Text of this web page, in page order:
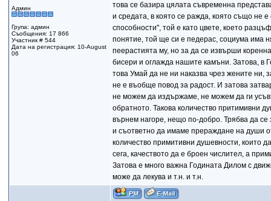
Админ
Група: админ
Съобщения: 17 866
Участник # 544
Дата на регистрация: 10-August
06
това се базира цялата съвременна
и средата, в която се ражда, която също не
способности", той е като цвете, което
понятие, той ще си е педерас, социума има
пеерастията му, но за да се извърши
бисери и оглажда нашите камъни. Затова, в
това Умай да не ни наказва чрез жените ни,
не е въобще повод за радост. И затова
не можем да издържаме, не можем да ги
обратното. Такова количество притимивни
върнем нагоре, нещо по-добро. Трябва да
и съответно да имаме прераждане на души
количество примитивни душевности, които
сега, качеството да е броен числител, а
Затова е много важна Годината Дилом с
може да лекува и т.н. и т.н.